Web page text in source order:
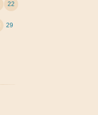
22
29